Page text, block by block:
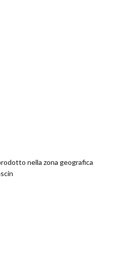
nella zona geografica